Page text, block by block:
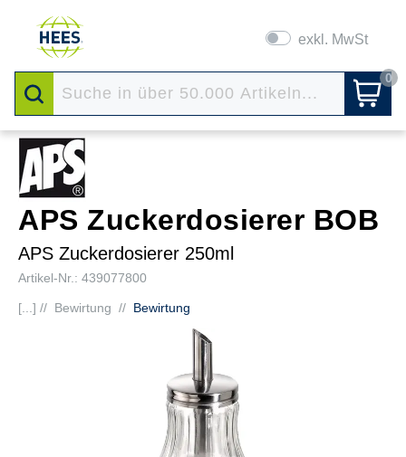
exkl. MwSt
0
APS Zuckerdosierer BOB
APS Zuckerdosierer 250ml
Artikel-Nr.: 439077800
[...] // Bewirtung // Bewirtung